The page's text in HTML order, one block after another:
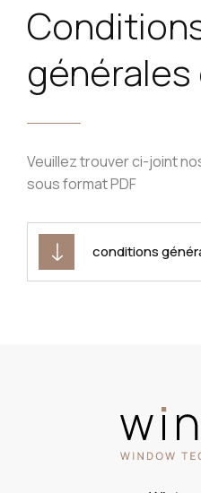
Veuillez trouver ci-joint
sous format PDF
conditions